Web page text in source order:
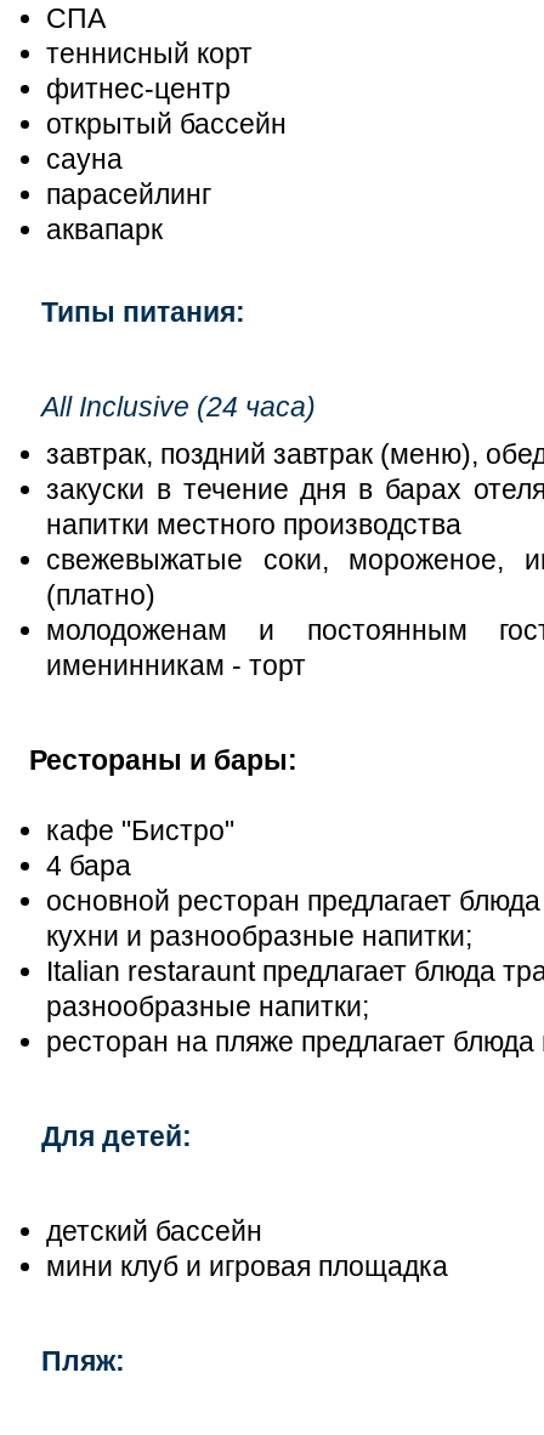
СПА
теннисный корт
фитнес-центр
открытый бассейн
сауна
парасейлинг
аквапарк
Типы питания:
All Inclusive (24 часа)
завтрак, поздний завтрак (меню),
закуски в течение дня в барах
напитки местного производства
свежевыжатые соки, мороженое,
(платно)
молодоженам и постоянным
именинникам - торт
Рестораны и бары:
кафе "Бистро"
4 бара
основной ресторан предлагает
кухни и разнообразные напитки;
Italian restaraunt предлагает блюда
разнообразные напитки;
ресторан на пляже предлагает блюда
Для детей:
детский бассейн
мини клуб и игровая площадка
Пляж: